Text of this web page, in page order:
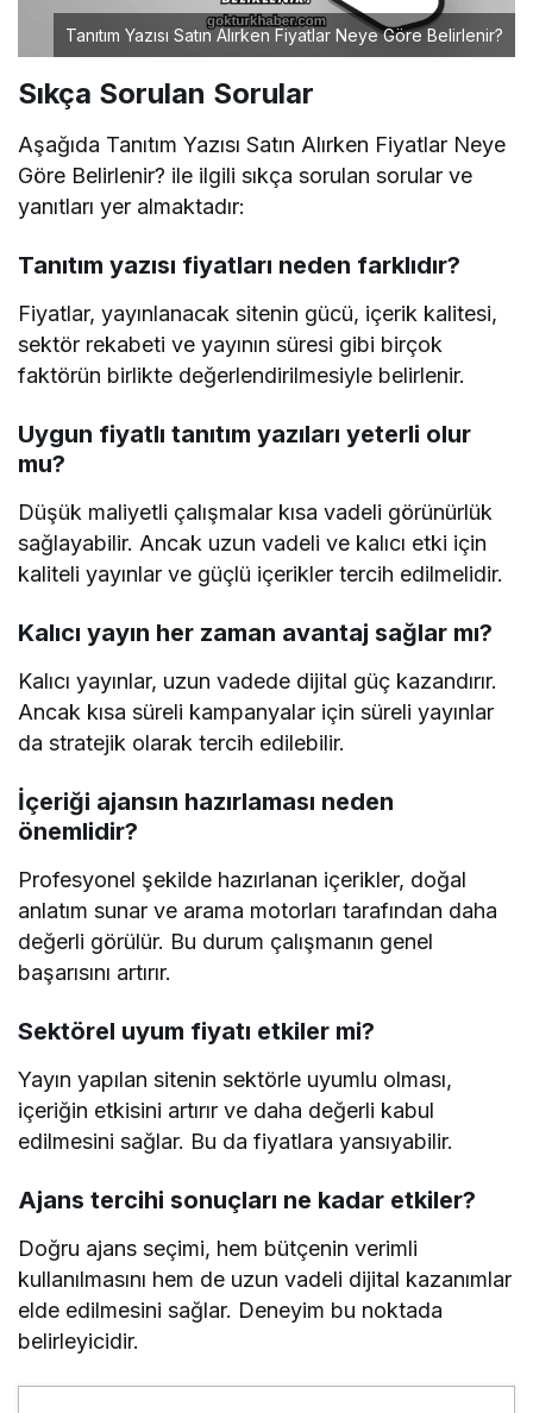
Tanıtım Yazısı Satın Alırken Fiyatlar Neye Göre Belirlenir?
Sıkça Sorulan Sorular
Aşağıda Tanıtım Yazısı Satın Alırken Fiyatlar Neye
Göre Belirlenir? ile ilgili sıkça sorulan sorular ve
yanıtları yer almaktadır:
Tanıtım yazısı fiyatları neden farklıdır?
Fiyatlar, yayınlanacak sitenin gücü, içerik kalitesi,
sektör rekabeti ve yayının süresi gibi birçok
faktörün birlikte değerlendirilmesiyle belirlenir.
Uygun fiyatlı tanıtım yazıları yeterli olur
mu?
Düşük maliyetli çalışmalar kısa vadeli görünürlük
sağlayabilir. Ancak uzun vadeli ve kalıcı etki için
kaliteli yayınlar ve güçlü içerikler tercih edilmelidir.
Kalıcı yayın her zaman avantaj sağlar mı?
Kalıcı yayınlar, uzun vadede dijital güç kazandırır.
Ancak kısa süreli kampanyalar için süreli yayınlar
da stratejik olarak tercih edilebilir.
İçeriği ajansın hazırlaması neden
önemlidir?
Profesyonel şekilde hazırlanan içerikler, doğal
anlatım sunar ve arama motorları tarafından daha
değerli görülür. Bu durum çalışmanın genel
başarısını artırır.
Sektörel uyum fiyatı etkiler mi?
Yayın yapılan sitenin sektörle uyumlu olması,
içeriğin etkisini artırır ve daha değerli kabul
edilmesini sağlar. Bu da fiyatlara yansıyabilir.
Ajans tercihi sonuçları ne kadar etkiler?
Doğru ajans seçimi, hem bütçenin verimli
kullanılmasını hem de uzun vadeli dijital kazanımlar
elde edilmesini sağlar. Deneyim bu noktada
belirleyicidir.